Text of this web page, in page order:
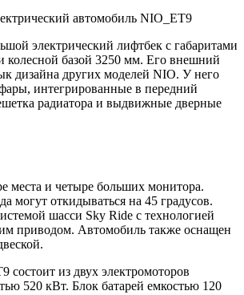
автомобиль NIO_ET9
электрический лифтбек с габаритами
колесной базой 3250 мм. Его внешний
дизайна других моделей NIO. У него
интегрированные в передний
радиатора и выдвижные дверные
места и четыре больших монитора.
могут откидываться на 45 градусов.
шасси Sky Ride с технологией
приводом. Автомобиль также оснащен
состоит из двух электромоторов
520 кВт. Блок батарей емкостью 120